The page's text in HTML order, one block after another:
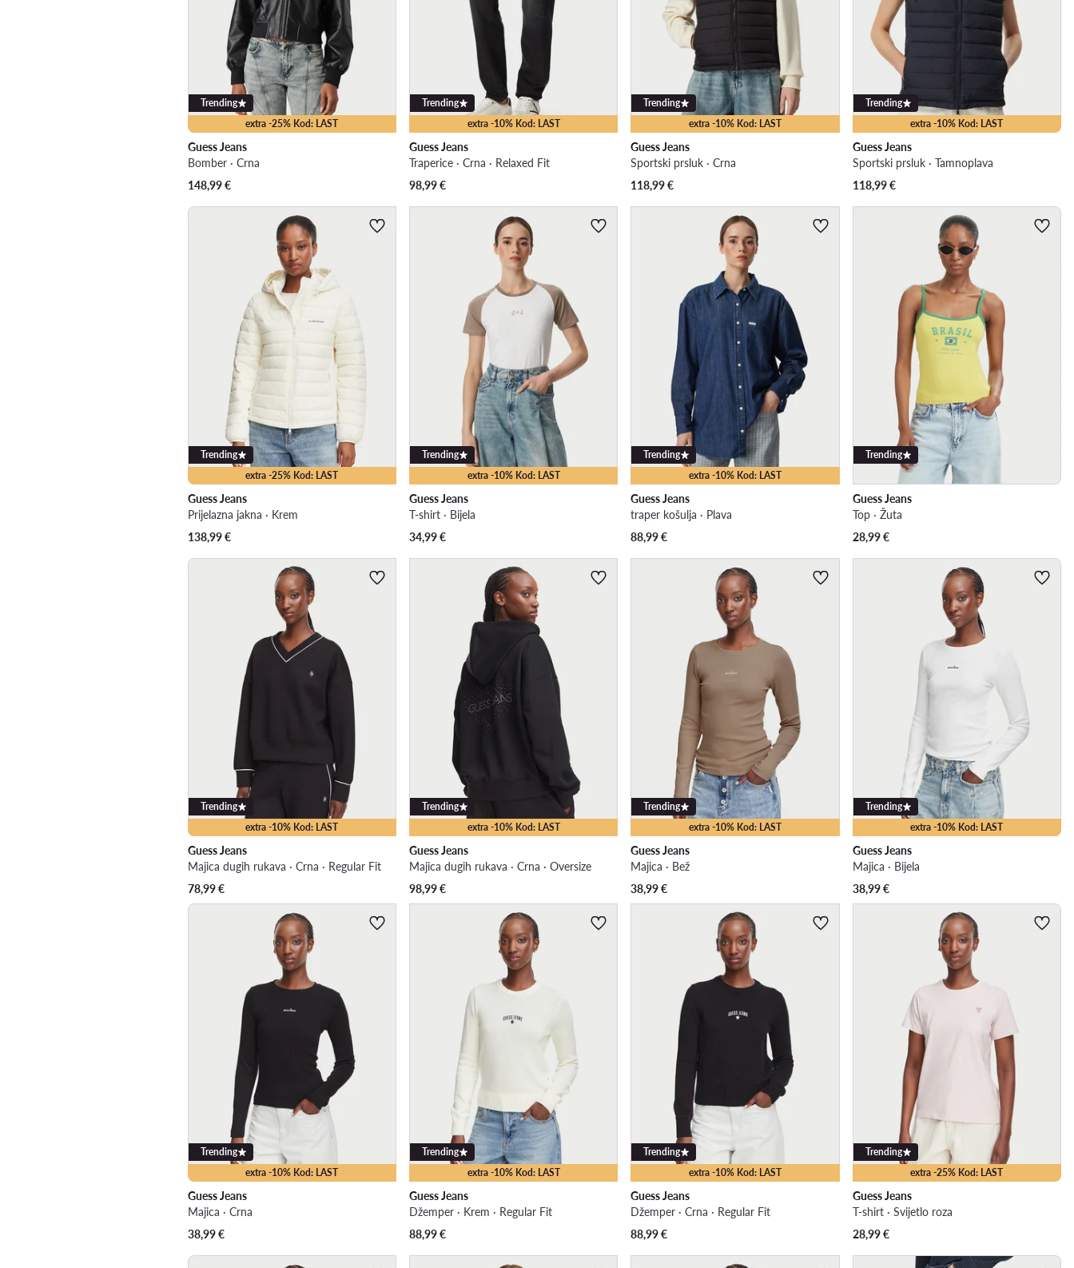
extra -25% Kod: LAST
Trending
Guess Jeans
Bomber · Crna
148,99€
extra -10% Kod: LAST
Trending
Guess Jeans
Traperice · Crna · Relaxed Fit
98,99€
extra -10% Kod: LAST
Trending
Guess Jeans
Sportski prsluk · Crna
118,99€
extra -10% Kod: LAST
Trending
Guess Jeans
Sportski prsluk · Tamnoplava
118,99€
extra -25% Kod: LAST
Trending
Guess Jeans
Prijelazna jakna · Krem
138,99€
extra -10% Kod: LAST
Trending
Guess Jeans
T-shirt · Bijela
34,99€
extra -10% Kod: LAST
Trending
Guess Jeans
traper košulja · Plava
88,99€
Trending
Guess Jeans
Top · Žuta
28,99€
extra -10% Kod: LAST
Trending
Guess Jeans
Majica dugih rukava · Crna · Regular Fit
78,99€
extra -10% Kod: LAST
Trending
Guess Jeans
Majica dugih rukava · Crna · Oversize
98,99€
extra -10% Kod: LAST
Trending
Guess Jeans
Majica · Bež
38,99€
extra -10% Kod: LAST
Trending
Guess Jeans
Majica · Bijela
38,99€
extra -10% Kod: LAST
Trending
Guess Jeans
Majica · Crna
38,99€
extra -10% Kod: LAST
Trending
Guess Jeans
Džemper · Krem · Regular Fit
88,99€
extra -10% Kod: LAST
Trending
Guess Jeans
Džemper · Crna · Regular Fit
88,99€
extra -25% Kod: LAST
Trending
Guess Jeans
T-shirt · Svijetlo roza
28,99€